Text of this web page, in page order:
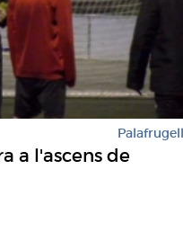
Palafrugell
a l'ascens de